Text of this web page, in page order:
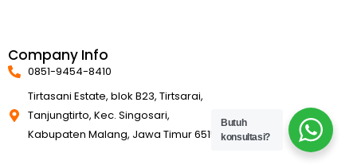
Company Info
0851-9454-8410
Tirtasani Estate, blok B23, Tirtsarai,
Tanjungtirto, Kec. Singosari,
Kabupaten Malang, Jawa Timur 65153
Butuh
konsultasi?